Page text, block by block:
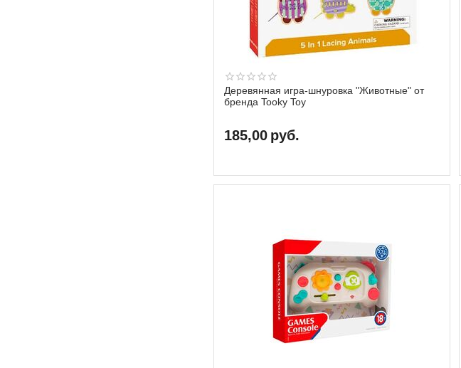
Деревянная игра-шнуровка "Животные" от
бренда Tooky Toy
185,00 руб.